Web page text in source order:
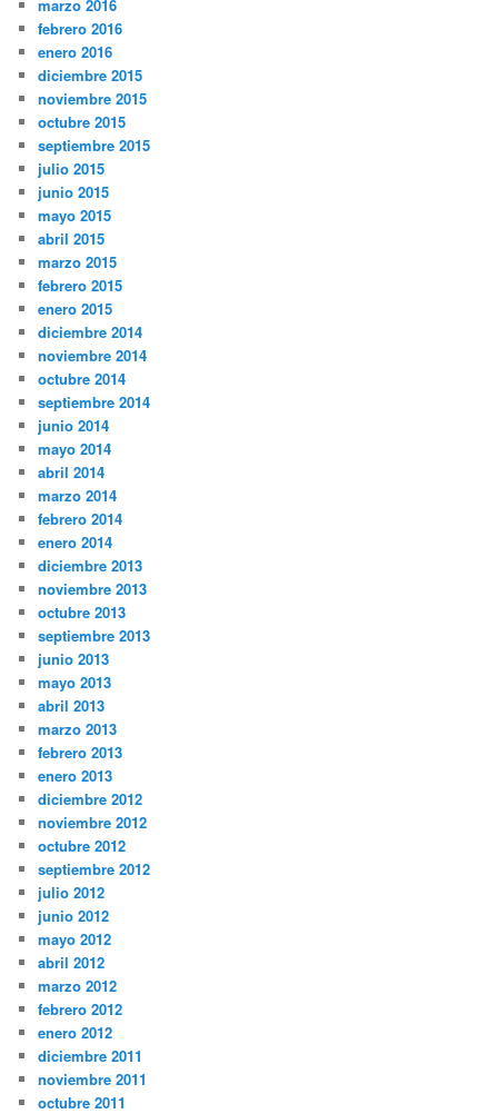
marzo 2016
febrero 2016
enero 2016
diciembre 2015
noviembre 2015
octubre 2015
septiembre 2015
julio 2015
junio 2015
mayo 2015
abril 2015
marzo 2015
febrero 2015
enero 2015
diciembre 2014
noviembre 2014
octubre 2014
septiembre 2014
junio 2014
mayo 2014
abril 2014
marzo 2014
febrero 2014
enero 2014
diciembre 2013
noviembre 2013
octubre 2013
septiembre 2013
junio 2013
mayo 2013
abril 2013
marzo 2013
febrero 2013
enero 2013
diciembre 2012
noviembre 2012
octubre 2012
septiembre 2012
julio 2012
junio 2012
mayo 2012
abril 2012
marzo 2012
febrero 2012
enero 2012
diciembre 2011
noviembre 2011
octubre 2011